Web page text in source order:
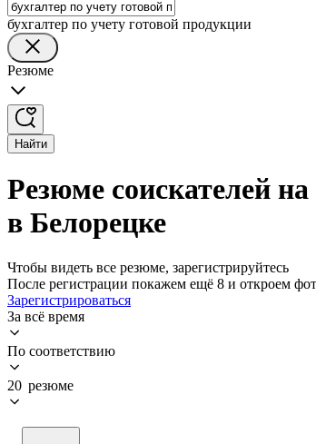
бухгалтер по учету готовой продукции
Резюме
Найти
Резюме соискателей
в Белорецке
Чтобы видеть все резюме, зарегистрируйтесь
После регистрации покажем ещё 8 и откроем
Зарегистрироваться
За всё время
По соответствию
20 резюме